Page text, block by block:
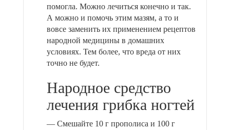
помогла. Можно лечиться конечно и так.
А можно и помочь этим мазям, а то и
вовсе заменить их применением рецептов
народной медицины в домашних
условиях. Тем более, что вреда от них
точно не будет.
Народное средство
лечения грибка ногтей
— Смешайте 10 г прополиса и 100 г